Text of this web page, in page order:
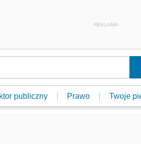
REKLAMA
publiczny Prawo Twoje